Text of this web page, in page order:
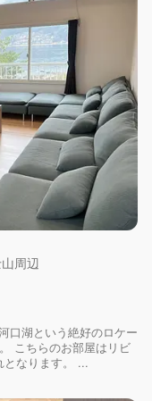
周辺
口湖という絶好のロケー
こちらのお部屋はリビ
となります。 ...